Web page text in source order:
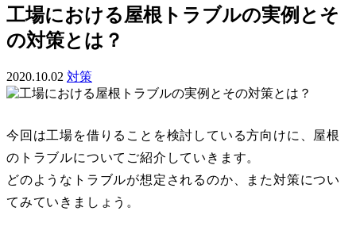
工場における屋根トラブルの実例とそ
の対策とは？
2020.10.02 対策
今回は工場を借りることを検討している方向けに、屋根
のトラブルについてご紹介していきます。
どのようなトラブルが想定されるのか、また対策につい
てみていきましょう。